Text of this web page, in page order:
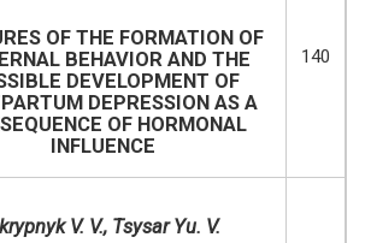
OF THE FORMATION OF
BEHAVIOR AND THE
DEVELOPMENT OF
DEPRESSION AS A
OF HORMONAL
INFLUENCE
140
V. V., Tsysar Yu. V.